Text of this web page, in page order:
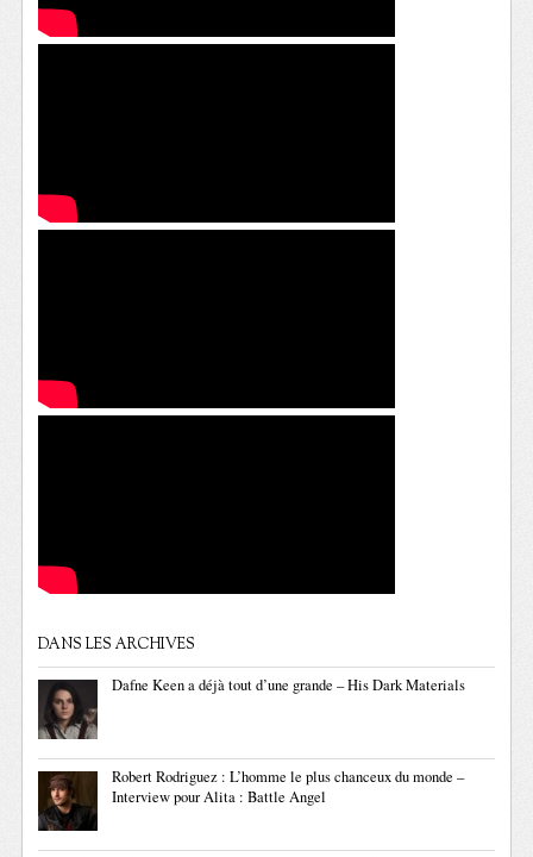
DANS LES ARCHIVES
Dafne Keen a déjà tout d’une grande – His Dark Materials
Robert Rodriguez : L’homme le plus chanceux du monde –
Interview pour Alita : Battle Angel